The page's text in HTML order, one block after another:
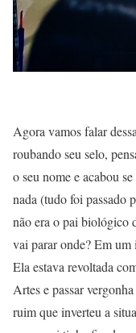
Agora vamos falar
roubando seu selo,
o seu nome e acabou
nada (tudo foi passado
não era o pai biológico
vai parar onde? Em um
Ela estava revoltada
Artes e passar
ruim que inverteu a